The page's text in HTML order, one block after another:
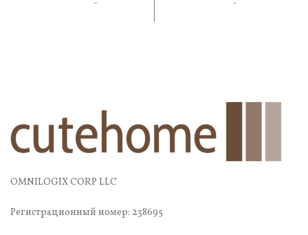
практичность. В составе
практичность. В составе —
OMNILOGIX CORP LLC
Регистрационный номер: 238695